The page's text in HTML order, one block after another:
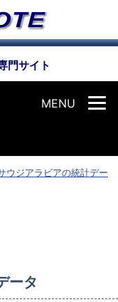
門サイト
MENU
ウジアラビアの統計デー
ータ